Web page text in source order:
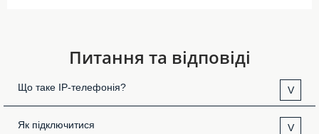
Питання та відповіді
Що таке IP-телефонія? V
Як підключитися V